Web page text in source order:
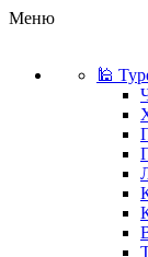
Меню
🕌